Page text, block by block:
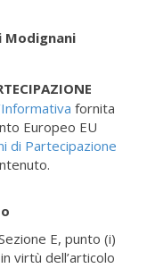
Modignani
fornita
Europeo EU
di Partecipazione
E, punto (i)
virtù dell’articolo